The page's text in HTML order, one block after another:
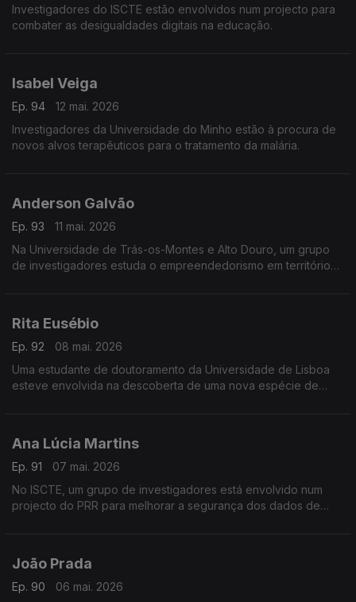
Investigadores do ISCTE estão envolvidos num projecto para
combater as desigualdades digitais na educação.
Isabel Veiga
Ep. 94
12 mai. 2026
Investigadores da Universidade do Minho estão à procura de
novos alvos terapêuticos para o tratamento da malária.
Anderson Galvão
Ep. 93
11 mai. 2026
Na Universidade de Trás-os-Montes e Alto Douro, um grupo
de investigadores estuda o empreendedorismo em territórios
Rita Eusébio
Ep. 92
08 mai. 2026
Uma estudante de doutoramento da Universidade de Lisboa
esteve envolvida na descoberta de uma nova espécie de
Ana Lúcia Martins
Ep. 91
07 mai. 2026
No ISCTE, um grupo de investigadores está envolvido num
projecto do PRR para melhorar a segurança dos dados de
João Prada
Ep. 90
06 mai. 2026